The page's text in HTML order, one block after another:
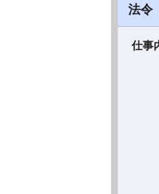
法令
仕事